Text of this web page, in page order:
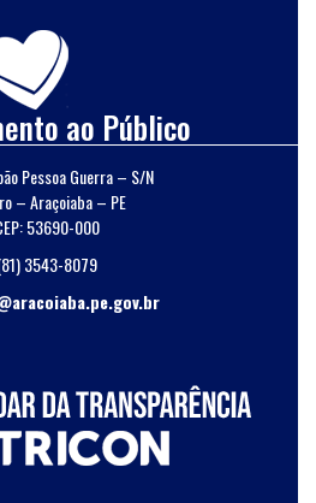
ao Público
Pessoa Guerra – S/N
– Araçoiaba – PE
53690-000
3543-8079